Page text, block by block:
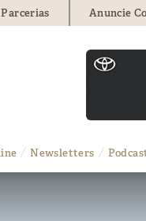
Parcerias Anuncie
Newsletters